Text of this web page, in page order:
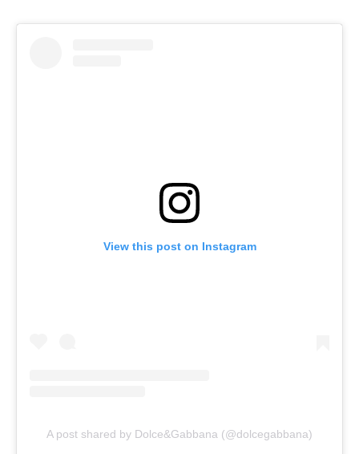
View this post on Instagram
A post shared by Dolce&Gabbana (@dolcegabbana)